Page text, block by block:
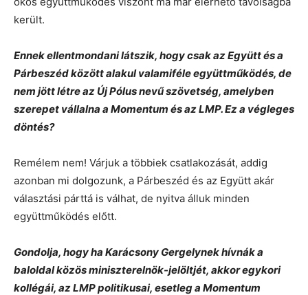
került.
Ennek ellentmondani látszik, hogy csak az Együtt és a
Párbeszéd között alakul valamiféle együttműködés, de
nem jött létre az Új Pólus nevű szövetség, amelyben
szerepet vállalna a Momentum és az LMP. Ez a végleges
döntés?
Remélem nem! Várjuk a többiek csatlakozását, addig
azonban mi dolgozunk, a Párbeszéd és az Együtt akár
választási párttá is válhat, de nyitva álluk minden
együttműködés előtt.
Gondolja, hogy ha Karácsony Gergelynek hívnák a
baloldal közös miniszterelnök-jelöltjét, akkor egykori
kollégái, az LMP politikusai, esetleg a Momentum